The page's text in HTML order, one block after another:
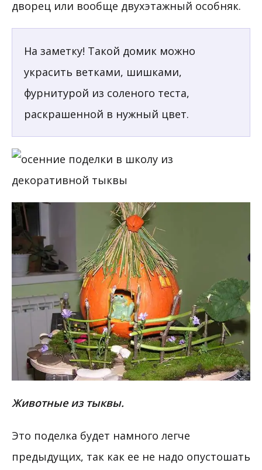
дворец или вообще двухэтажный особняк.
На заметку! Такой домик можно
украсить ветками, шишками,
фурнитурой из соленого теста,
раскрашенной в нужный цвет.
Животные из тыквы.
Это поделка будет намного легче
предыдущих, так как ее не надо опустошать